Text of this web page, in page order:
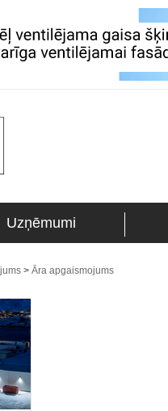
Uzņēmumi
> Āra apgaismojums